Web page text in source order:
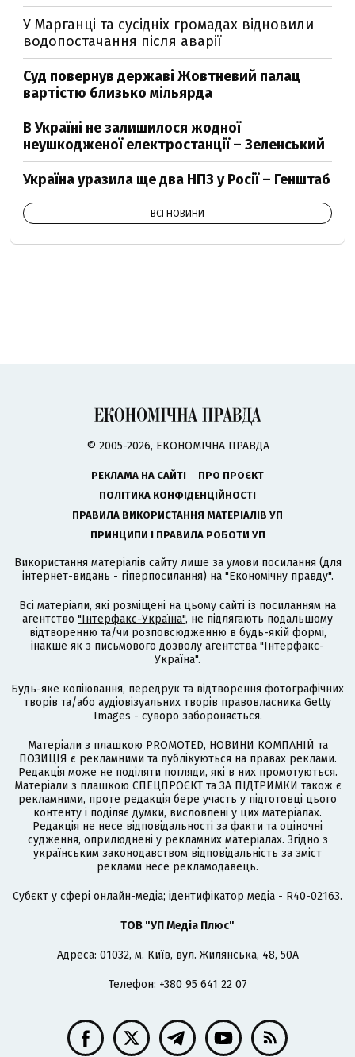
У Марганці та сусідніх громадах відновили
водопостачання після аварії
Суд повернув державі Жовтневий палац
вартістю близько мільярда
В Україні не залишилося жодної
неушкодженої електростанції – Зеленський
Україна уразила ще два НПЗ у Росії – Генштаб
ВСІ НОВИНИ
© 2005-2026, ЕКОНОМІЧНА ПРАВДА
РЕКЛАМА НА САЙТІ
ПРО ПРОЄКТ
ПОЛІТИКА КОНФІДЕНЦІЙНОСТІ
ПРАВИЛА ВИКОРИСТАННЯ МАТЕРІАЛІВ УП
ПРИНЦИПИ І ПРАВИЛА РОБОТИ УП
Використання матеріалів сайту лише за умови посилання (для
інтернет-видань - гіперпосилання) на "Економічну правду".
Всі матеріали, які розміщені на цьому сайті із посиланням на
агентство "Інтерфакс-Україна", не підлягають подальшому
відтворенню та/чи розповсюдженню в будь-якій формі,
інакше як з письмового дозволу агентства "Інтерфакс-
Україна".
Будь-яке копіювання, передрук та відтворення фотографічних
творів та/або аудіовізуальних творів правовласника Getty
Images - суворо забороняється.
Матеріали з плашкою PROMOTED, НОВИНИ КОМПАНІЙ та
ПОЗИЦІЯ є рекламними та публікуються на правах реклами.
Редакція може не поділяти погляди, які в них промотуються.
Матеріали з плашкою СПЕЦПРОЄКТ та ЗА ПІДТРИМКИ також є
рекламними, проте редакція бере участь у підготовці цього
контенту і поділяє думки, висловлені у цих матеріалах.
Редакція не несе відповідальності за факти та оціночні
судження, оприлюднені у рекламних матеріалах. Згідно з
українським законодавством відповідальність за зміст
реклами несе рекламодавець.
Cубєкт у сфері онлайн-медіа; ідентифікатор медіа - R40-02163.
ТОВ "УП Медіа Плюс"
Адреса: 01032, м. Київ, вул. Жилянська, 48, 50А
Телефон: +380 95 641 22 07